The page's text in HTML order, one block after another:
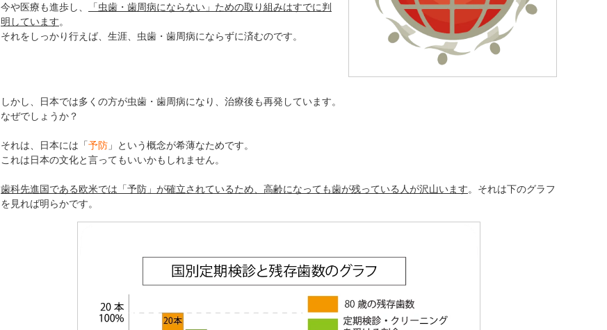
今や医療も進歩し、
「虫歯・歯周病にならない」ための取り組みはすでに判
明しています。
それをしっかり行えば、生涯、虫歯・歯周病にならずに済むのです。
しかし、日本では多くの方が虫歯・歯周病になり、治療後も再発しています。
なぜでしょうか？
それは、日本には「予防 」という概念が希薄なためです。
これは日本の文化と言ってもいいかもしれません。
歯科先進国である欧米では「予防」が確立されているため、高齢になっても歯が残っている人が沢山います。それは下のグラフ
を見れば明らかです。